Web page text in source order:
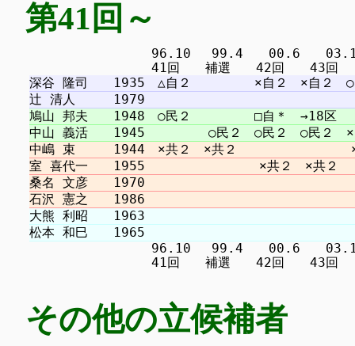
第41回～
96.10 　99.4　　00.6　　03.11 　
96.10 　99.4　　00.6　　03.11 　
その他の立候補者